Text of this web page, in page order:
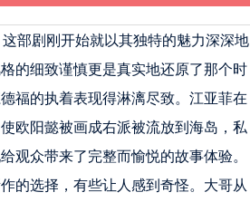
部剧刚开始就以其独特的魅力深深地
的细致谨慎更是真实地还原了那个时
福的执着表现得淋漓尽致。江亚菲在
欧阳懿被画成右派被流放到海岛，私
众带来了完整而愉悦的故事体验。
的选择，有些让人感到奇怪。大哥从